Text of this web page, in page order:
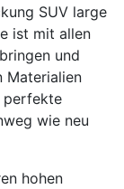
SUV large
ist mit allen
und
Materialien
perfekte
wie neu
hohen